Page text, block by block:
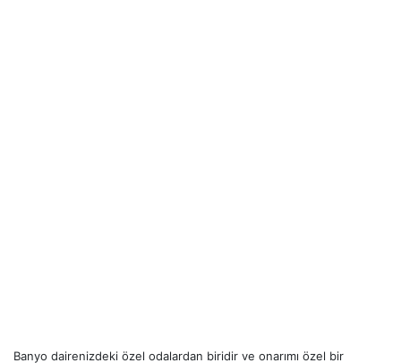
Banyo dairenizdeki özel odalardan biridir ve onarımı özel bir